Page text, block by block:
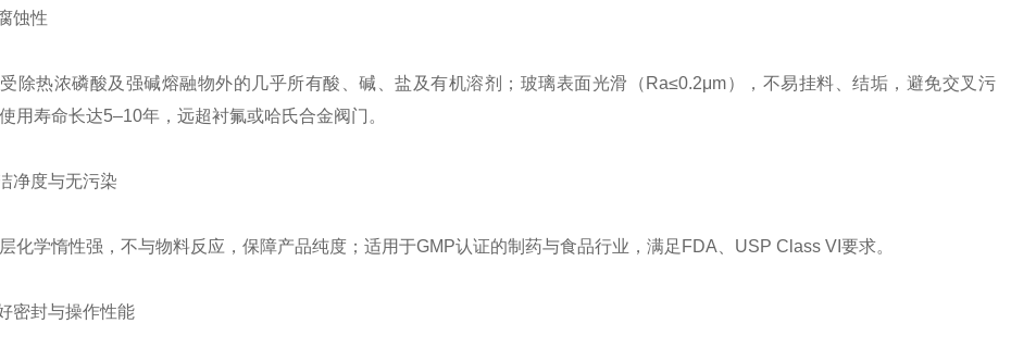
蚀性
除热浓磷酸及强碱熔融物外的几乎所有酸、碱、盐及有机溶剂；玻璃表面光滑（Ra≤0.2μm），不易挂料、结垢，避免交叉污
用寿命长达5–10年，远超衬氟或哈氏合金阀门。
净度与无污染
化学惰性强，不与物料反应，保障产品纯度；适用于GMP认证的制药与食品行业，满足FDA、USP Class VI要求。
密封与操作性能